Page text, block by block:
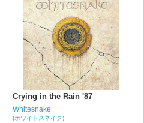
Crying in the Rain '87
Whitesnake
(ホワイトスネイク)